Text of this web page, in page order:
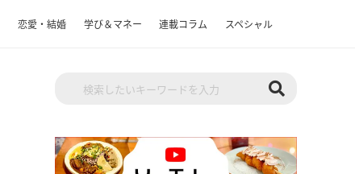
恋愛・結婚 学び＆マネー 連載コラム スペシャル